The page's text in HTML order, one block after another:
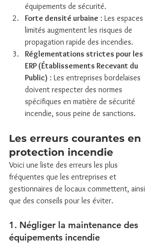
équipements de sécurité.
Forte densité urbaine : Les espaces
limités augmentent les risques de
propagation rapide des incendies.
Réglementations strictes pour les
ERP (Établissements Recevant du
Public) : Les entreprises bordelaises
doivent respecter des normes
spécifiques en matière de sécurité
incendie, sous peine de sanctions.
Les erreurs courantes en
protection incendie
Voici une liste des erreurs les plus
fréquentes que les entreprises et
gestionnaires de locaux commettent, ainsi
que des conseils pour les éviter.
1. Négliger la maintenance des
équipements incendie